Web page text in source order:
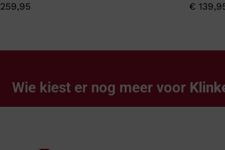
259,95 €
Wie kiest er nog meer voor